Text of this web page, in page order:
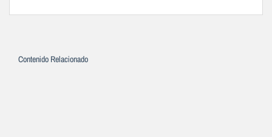
Contenido Relacionado